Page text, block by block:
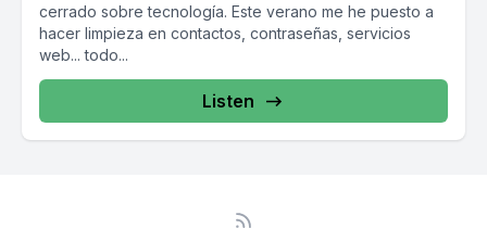
cerrado sobre tecnología. Este verano me he puesto a
hacer limpieza en contactos, contraseñas, servicios
web... todo...
Listen